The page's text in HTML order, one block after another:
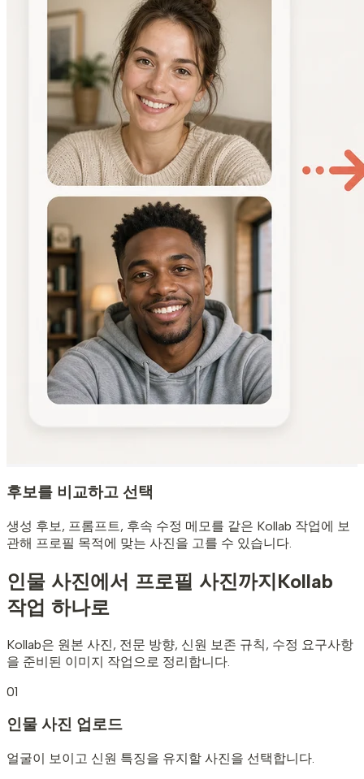
후보를 비교하고 선택
생성 후보, 프롬프트, 후속 수정 메모를 같은 Kollab 작업에 보
관해 프로필 목적에 맞는 사진을 고를 수 있습니다.
인물 사진에서 프로필 사진까지 Kollab
작업 하나로
Kollab은 원본 사진, 전문 방향, 신원 보존 규칙, 수정 요구사항
을 준비된 이미지 작업으로 정리합니다.
01
인물 사진 업로드
얼굴이 보이고 신원 특징을 유지할 사진을 선택합니다.